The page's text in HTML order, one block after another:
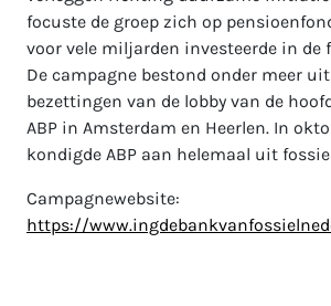
focuste de groep zich op
voor vele miljarden investeerde in de
De campagne bestond onder meer
bezettingen van de lobby van de
ABP in Amsterdam en Heerlen. In
kondigde ABP aan helemaal uit
Campagnewebsite:
https://